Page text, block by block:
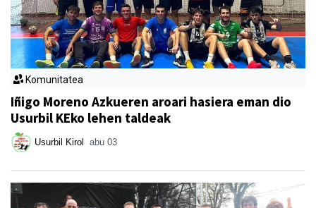
Komunitatea
Iñigo Moreno Azkueren aroari hasiera eman dio
Usurbil KEko lehen taldeak
Usurbil Kirol abu 03